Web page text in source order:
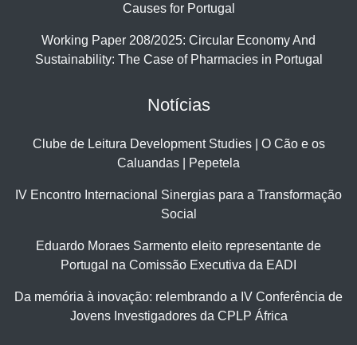
Causes for Portugal
Working Paper 208/2025: Circular Economy And
Sustainability: The Case of Pharmacies in Portugal
Notícias
Clube de Leitura Development Studies | O Cão e os
Caluandas | Pepetela
IV Encontro Internacional Sinergias para a Transformação
Social
Eduardo Moraes Sarmento eleito representante de
Portugal na Comissão Executiva da EADI
Da memória à inovação: relembrando a IV Conferência de
Jovens Investigadores da CPLP África